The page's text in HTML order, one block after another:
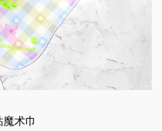
魔术巾